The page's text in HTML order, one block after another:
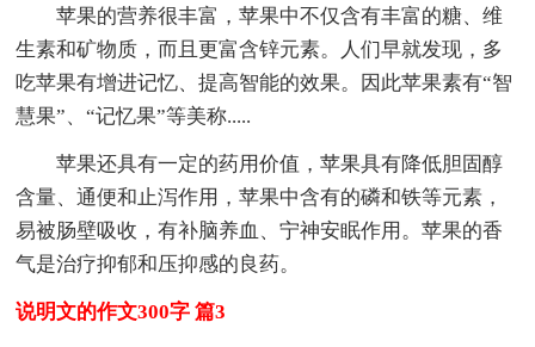
苹果的营养很丰富，苹果中不仅含有丰富的糖、维
生素和矿物质，而且更富含锌元素。人们早就发现，多
吃苹果有增进记忆、提高智能的效果。因此苹果素有“智
慧果”、“记忆果”等美称.....
苹果还具有一定的药用价值，苹果具有降低胆固醇
含量、通便和止泻作用，苹果中含有的磷和铁等元素，
易被肠壁吸收，有补脑养血、宁神安眠作用。苹果的香
气是治疗抑郁和压抑感的良药。
说明文的作文300字 篇3